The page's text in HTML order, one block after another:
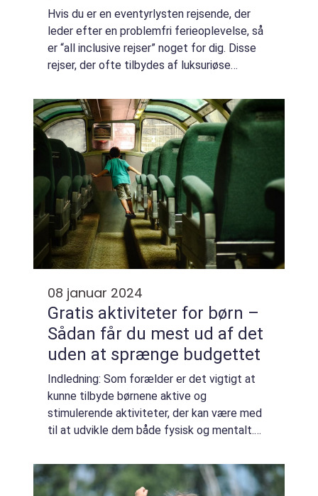
Hvis du er en eventyrlysten rejsende, der
leder efter en problemfri ferieoplevelse, så
er “all inclusive rejser” noget for dig. Disse
rejser, der ofte tilbydes af luksuriøse
blevet utroligt popul...
08 januar 2024
Gratis aktiviteter for børn –
Sådan får du mest ud af det
uden at sprænge budgettet
Indledning: Som forælder er det vigtigt at
kunne tilbyde børnene aktive og
stimulerende aktiviteter, der kan være med
til at udvikle dem både fysisk og mentalt.
underholde børnene. Der findes nemlig et
væld ...